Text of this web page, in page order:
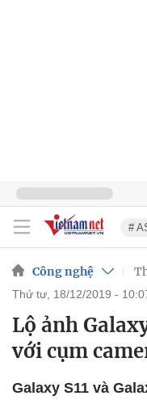
#
Công nghệ
thứ tư, 18/12/2019 -
Lộ ảnh
với cụm
Galaxy S11 và